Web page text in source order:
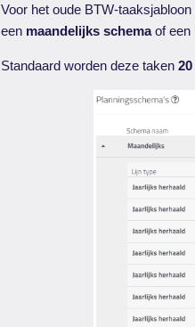
Voor het oude BTW-
een maandelijks schemaof een
Standaard worden deze taken